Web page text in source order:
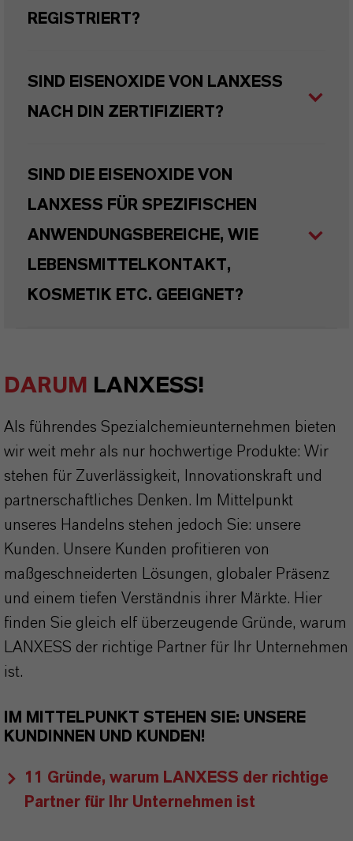
REGISTRIERT?
SIND EISENOXIDE VON LANXESS
NACH DIN ZERTIFIZIERT?
SIND DIE EISENOXIDE VON
LANXESS FÜR SPEZIFISCHEN
ANWENDUNGSBEREICHE, WIE
LEBENSMITTELKONTAKT,
KOSMETIK ETC. GEEIGNET?
DARUM LANXESS!
Als führendes Spezialchemieunternehmen bieten
wir weit mehr als nur hochwertige Produkte: Wir
stehen für Zuverlässigkeit, Innovationskraft und
partnerschaftliches Denken. Im Mittelpunkt
unseres Handelns stehen jedoch Sie: unsere
Kunden. Unsere Kunden profitieren von
maßgeschneiderten Lösungen, globaler Präsenz
und einem tiefen Verständnis ihrer Märkte. Hier
finden Sie gleich elf überzeugende Gründe, warum
LANXESS der richtige Partner für Ihr Unternehmen
ist.
IM MITTELPUNKT STEHEN SIE: UNSERE
KUNDINNEN UND KUNDEN!
11 Gründe, warum LANXESS der richtige
Partner für Ihr Unternehmen ist